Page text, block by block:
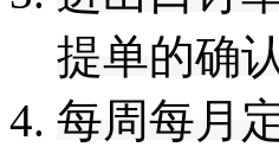
提单的确
每周每月